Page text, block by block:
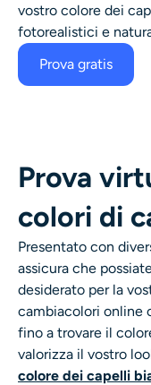
vostro colore dei
fotorealistici e
Prova gratis
Prova
colori di
Presentato con
assicura che
desiderato per la
cambiacolori online
fino a trovare il
valorizza il vostro
colore dei capelli